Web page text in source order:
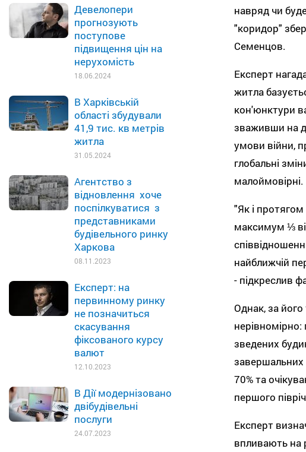
Девелопери
прогнозують
поступове
підвищення цін на
нерухомість
18.06.2024
В Харківській
області збудували
41,9 тис. кв метрів
житла
31.05.2024
Агентство з
відновлення хоче
поспілкуватися з
представниками
будівельного ринку
Харкова
08.11.2023
Експерт: на
первинному ринку
не позначиться
скасування
фіксованого курсу
валют
12.10.2023
В Дії модернізовано
двібудівельні
послуги
24.07.2023
навряд чи
"коридор"
Семенцов.
Експерт
житла
кон'юнктури
зваживши на
умови війни,
глобальні
малоймовірні.
"Як і
максимум ⅓
найближчій
- підкреслив
Однак, за
зведених
завершальних
70% та
першого
Експерт
впливають на